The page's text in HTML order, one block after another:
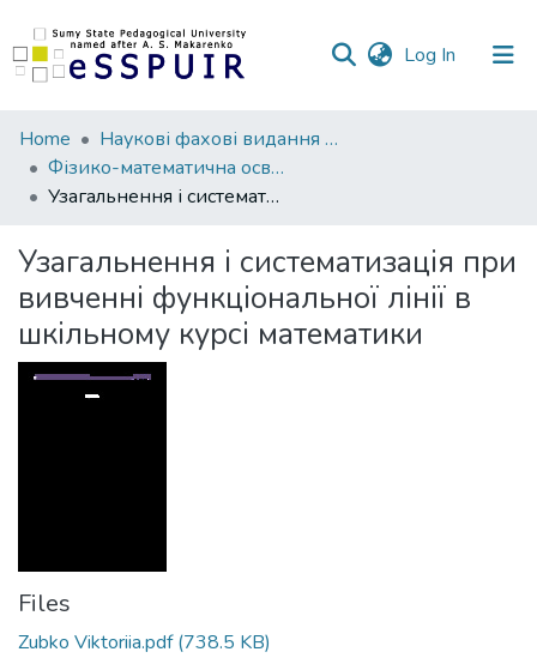
Log In (current)
Communities
&
Collections
Statistics
Home
Наукові фахові видання СумДПУ
Фізико-математична освіта
Узагальнення і систематизація при вивченні функціональної лінії в шкільному курсі математики
Узагальнення і систематизація при
вивченні функціональної лінії в
шкільному курсі математики
Files
Zubko Viktoriia.pdf(738.5 KB)